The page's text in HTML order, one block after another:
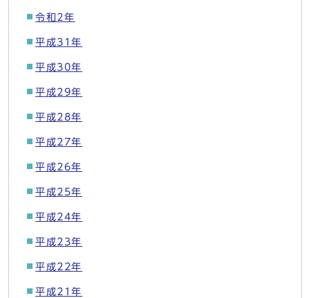
令和2年
平成31年
平成30年
平成29年
平成28年
平成27年
平成26年
平成25年
平成24年
平成23年
平成22年
平成21年